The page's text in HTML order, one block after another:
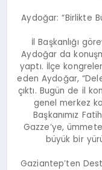
Aydoğar: “Birlikte
İl Başkanlığı
Aydoğar da
yaptı. İlçe
eden Aydoğar,
çıktı. Bugün de il
genel merkez
Başkanımız
Gazze’ye,
büyük bir
Gaziantep’ten